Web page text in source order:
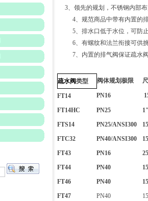
3、 领先的规划，不锈钢内部
4、规范商品中带有内置的
5、排水口低于水位，可防
6、有螺纹和法兰衔接可供
7、内置的排气阀保证疏水
疏水阀类型 阀体规划极限 尺
FT14 PN16
FT14HC PN25
FTS14
PN25/ANSI300
FTC32
PN40/ANSI300
FT43
PN16
FT44
PN40
FT46
PN40
FT47
PN40